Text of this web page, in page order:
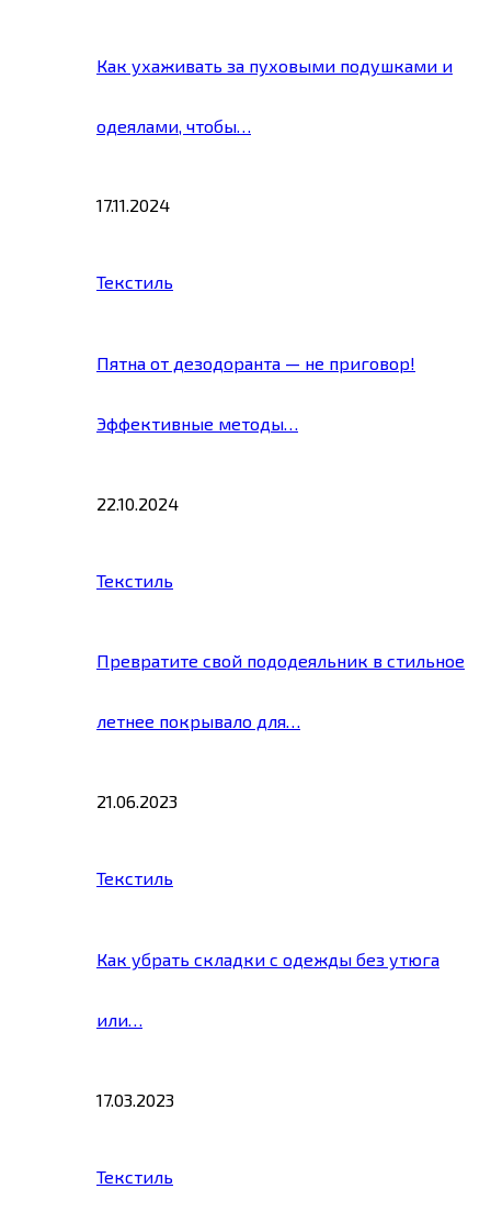
Как ухаживать за пуховыми подушками и
одеялами, чтобы…
17.11.2024
Текстиль
Пятна от дезодоранта — не приговор!
Эффективные методы…
22.10.2024
Текстиль
Превратите свой пододеяльник в стильное
летнее покрывало для…
21.06.2023
Текстиль
Как убрать складки с одежды без утюга
или…
17.03.2023
Текстиль